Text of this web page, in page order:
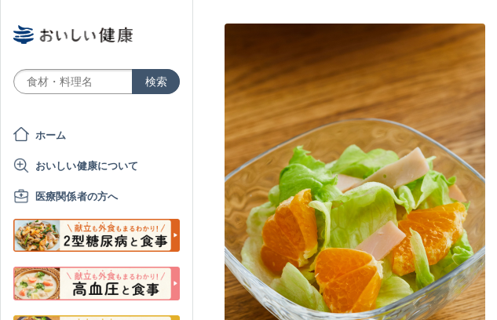
ホーム
おいしい健康について
医療関係者の方へ